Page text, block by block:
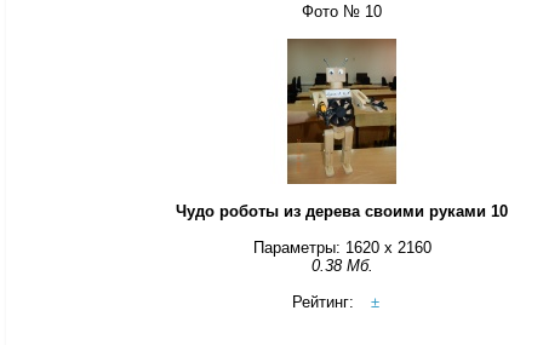
Фото № 10
Чудо роботы из дерева своими руками 10
Параметры: 1620 x 2160
0.38 Мб.
Рейтинг:
±